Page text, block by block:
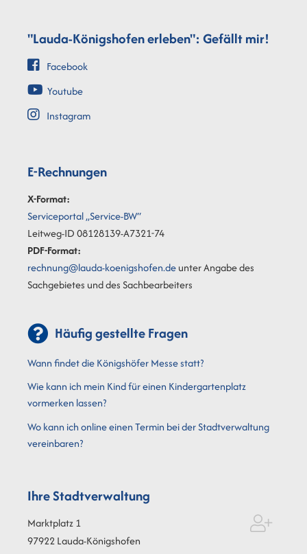
"Lauda-Königshofen erleben": Gefällt mir!
Facebook
Youtube
Instagram
E-Rechnungen
X-Format:
Serviceportal „Service-BW“
Leitweg-ID 08128139-A7321-74
PDF-Format:
rechnung@lauda-koenigshofen.deunter Angabe des
Sachgebietes und des Sachbearbeiters
Häufig gestellte Fragen
Wann findet die Königshöfer Messe statt?
Wie kann ich mein Kind für einen Kindergartenplatz
vormerken lassen?
Wo kann ich online einen Termin bei der Stadtverwaltung
vereinbaren?
Ihre Stadtverwaltung
Marktplatz 1
97922Lauda-Königshofen